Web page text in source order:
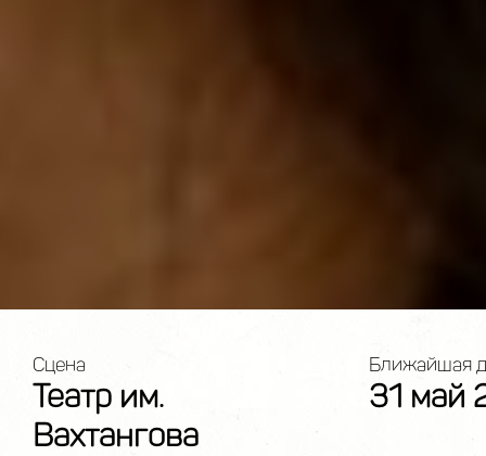
Сцена
Театр им.
Вахтангова
Ближайшая
31 май